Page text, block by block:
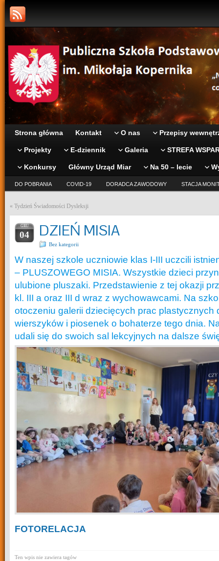
Strona główna Kontakt O nas Przepisy
Projekty E-dziennik Galeria STREFA
Konkursy Główny Urząd Miar Na 50 – lecie
DO POBRANIA COVID-19 DORADCA ZAWODOWY STACJA
« Tydzień Świadomości Dysleksji
GRU
04 DZIEŃ MISIA
Bez kategorii
W naszej szkole uczniowie klas I-III uczcili
– PLUSZOWEGO MISIA. Wszystkie dzieci
ulubione pluszaki. Przedstawienie z tej okazji
kl. III a oraz III d wraz z wychowawcami. Na
otoczeniu galerii dziecięcych prac plastycznych
wierszyków i piosenek o bohaterze tego dnia.
udali się do swoich sal lekcyjnych na dalsze
FOTORELACJA
Ten wpis nie zawiera tagów